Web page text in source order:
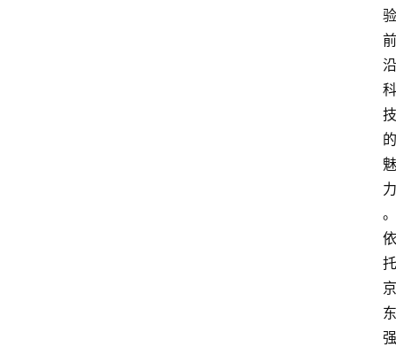
验
前
沿
科
技
的
魅
力
。
依
托
京
东
强